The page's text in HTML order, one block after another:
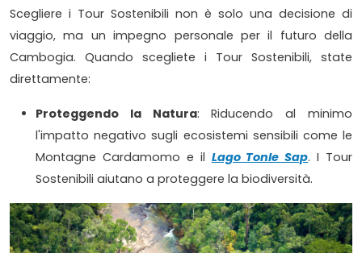
Scegliere i Tour Sostenibili non è solo una decisione di
viaggio, ma un impegno personale per il futuro della
Cambogia. Quando scegliete i Tour Sostenibili, state
direttamente:
Proteggendo la Natura: Riducendo al minimo
l'impatto negativo sugli ecosistemi sensibili come le
Montagne Cardamomo e il Lago Tonle Sap. I Tour
Sostenibili aiutano a proteggere la biodiversità.